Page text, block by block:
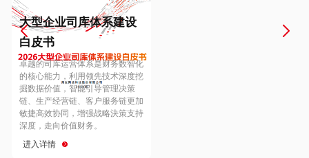
Europe
Hungary
Hong Kong
大型企业司库体系建设
白皮书
卓越的司库运营体系是财务数智化
的核心能力，利用领先技术深度挖
掘数据价值，智能引导管理决策
链、生产经营链、客户服务链更加
敏捷高效协同，增强战略決策支持
深度，走向价值财务。
进入详情